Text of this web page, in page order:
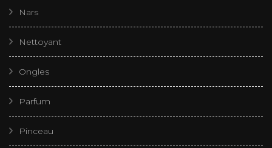
Nars
Nettoyant
Ongles
Parfum
Pinceau